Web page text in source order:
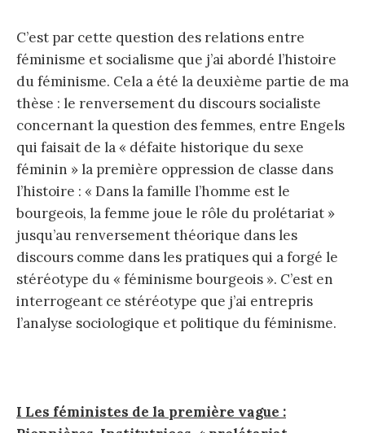
C’est par cette question des relations entre
féminisme et socialisme que j’ai abordé l’histoire
du féminisme. Cela a été la deuxième partie de ma
thèse : le renversement du discours socialiste
concernant la question des femmes, entre Engels
qui faisait de la « défaite historique du sexe
féminin » la première oppression de classe dans
l’histoire : « Dans la famille l’homme est le
bourgeois, la femme joue le rôle du prolétariat »
jusqu’au renversement théorique dans les
discours comme dans les pratiques qui a forgé le
stéréotype du « féminisme bourgeois ». C’est en
interrogeant ce stéréotype que j’ai entrepris
l’analyse sociologique et politique du féminisme.
I Les féministes de la première vague :